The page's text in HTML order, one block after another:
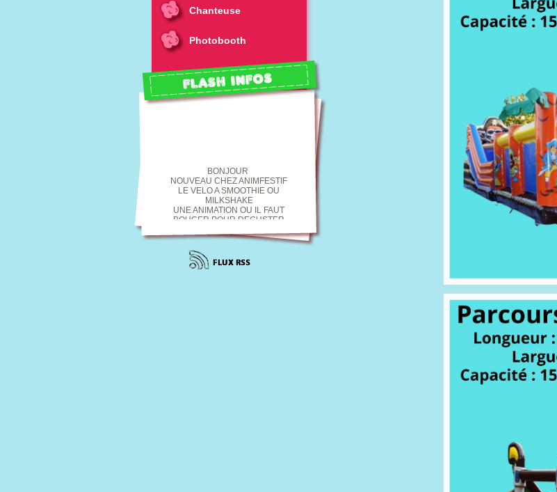
Chanteuse
Photobooth
NOUVEAU CHEZ ANIMFESTIF
LE VELO A SMOOTHIE OU
MILKSHAKE
UNE ANIMATION OU IL FAUT
BOUGER POUR DEGUSTER